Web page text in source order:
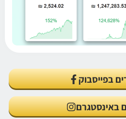
בפייסבוק
באינסטגרם